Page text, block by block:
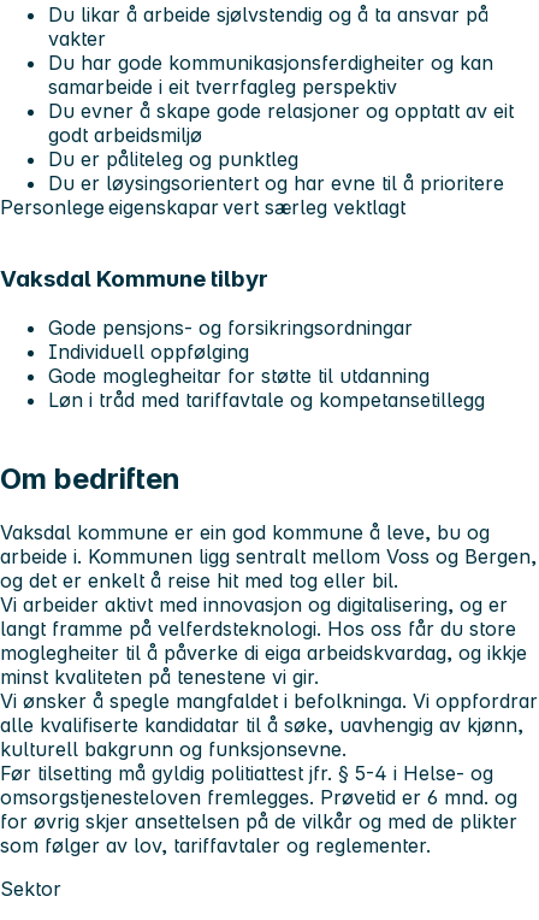
Du likar å arbeide sjølvstendig og å ta ansvar på
vakter
Du har gode kommunikasjonsferdigheiter og kan
samarbeide i eit tverrfagleg perspektiv
Du evner å skape gode relasjoner og opptatt av eit
godt arbeidsmiljø
Du er påliteleg og punktleg
Du er løysingsorientert og har evne til å prioritere
Personlege eigenskapar vert særleg vektlagt
Vaksdal Kommune tilbyr
Gode pensjons- og forsikringsordningar
Individuell oppfølging
Gode moglegheitar for støtte til utdanning
Løn i tråd med tariffavtale og kompetansetillegg
Om bedriften
Vaksdal kommune er ein god kommune å leve, bu og
arbeide i. Kommunen ligg sentralt mellom Voss og Bergen,
og det er enkelt å reise hit med tog eller bil.
Vi arbeider aktivt med innovasjon og digitalisering, og er
langt framme på velferdsteknologi. Hos oss får du store
moglegheiter til å påverke di eiga arbeidskvardag, og ikkje
minst kvaliteten på tenestene vi gir.
Vi ønsker å spegle mangfaldet i befolkninga. Vi oppfordrar
alle kvalifiserte kandidatar til å søke, uavhengig av kjønn,
kulturell bakgrunn og funksjonsevne.
Før tilsetting må gyldig politiattest jfr. § 5-4 i Helse- og
omsorgstjenesteloven fremlegges. Prøvetid er 6 mnd. og
for øvrig skjer ansettelsen på de vilkår og med de plikter
som følger av lov, tariffavtaler og reglementer.
Sektor